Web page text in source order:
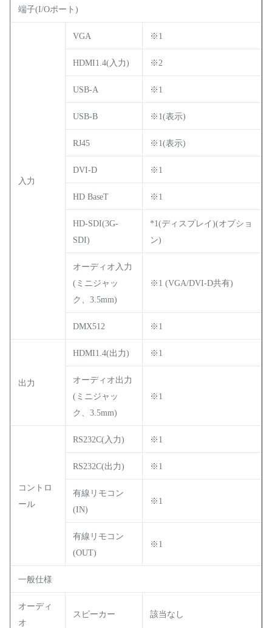
端子(I/Oポート)
入力
VGA ※1
HDMI1.4(入力) ※2
USB-A ※1
USB-B ※1(表示)
RJ45 ※1(表示)
DVI-D ※1
HD BaseT ※1
HD-SDI(3G-
SDI)
*1(ディスプレイ)(オプショ
ン)
オーディオ入力
(ミニジャッ
ク、3.5mm)
※1 (VGA/DVI-D共有)
DMX512 ※1
出力
HDMI1.4(出力) ※1
オーディオ出力
(ミニジャッ
ク、3.5mm)
※1
コントロ
ール
RS232C(入力) ※1
RS232C(出力) ※1
有線リモコン
(IN)
※1
有線リモコン
(OUT)
※1
一般仕様
オーディ
オ
スピーカー 該当なし